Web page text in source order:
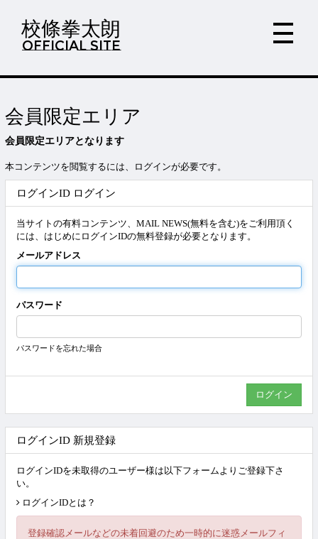
校條拳太朗
OFFICIAL SITE
会員限定エリア
会員限定エリアとなります
本コンテンツを閲覧するには、ログインが必要です。
ログインID ログイン
当サイトの有料コンテンツ、MAIL NEWS(無料を含む)をご利用頂く
には、はじめにログインIDの無料登録が必要となります。
メールアドレス
パスワード
パスワードを忘れた場合
ログインID 新規登録
ログインIDを未取得のユーザー様は以下フォームよりご登録下さ
い。
ログインIDとは？
登録確認メールなどの未着回避のため一時的に迷惑メールフィ